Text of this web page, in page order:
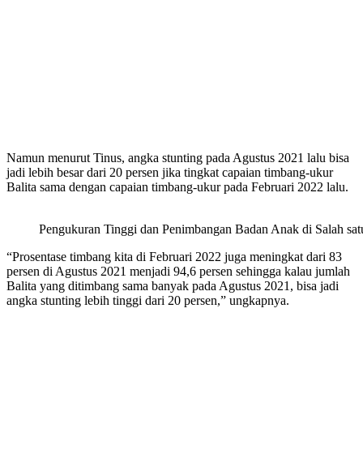
Namun menurut Tinus, angka stunting pada Agustus 2021 lalu bisa
jadi lebih besar dari 20 persen jika tingkat capaian timbang-ukur
Balita sama dengan capaian timbang-ukur pada Februari 2022 lalu.
Pengukuran Tinggi dan Penimbangan Badan Anak di Salah
“Prosentase timbang kita di Februari 2022 juga meningkat dari 83
persen di Agustus 2021 menjadi 94,6 persen sehingga kalau jumlah
Balita yang ditimbang sama banyak pada Agustus 2021, bisa jadi
angka stunting lebih tinggi dari 20 persen,” ungkapnya.